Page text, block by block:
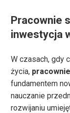
Pracownie
inwestycja
W czasach, gdy
życia,
fundamentem
nauczanie
rozwijaniu